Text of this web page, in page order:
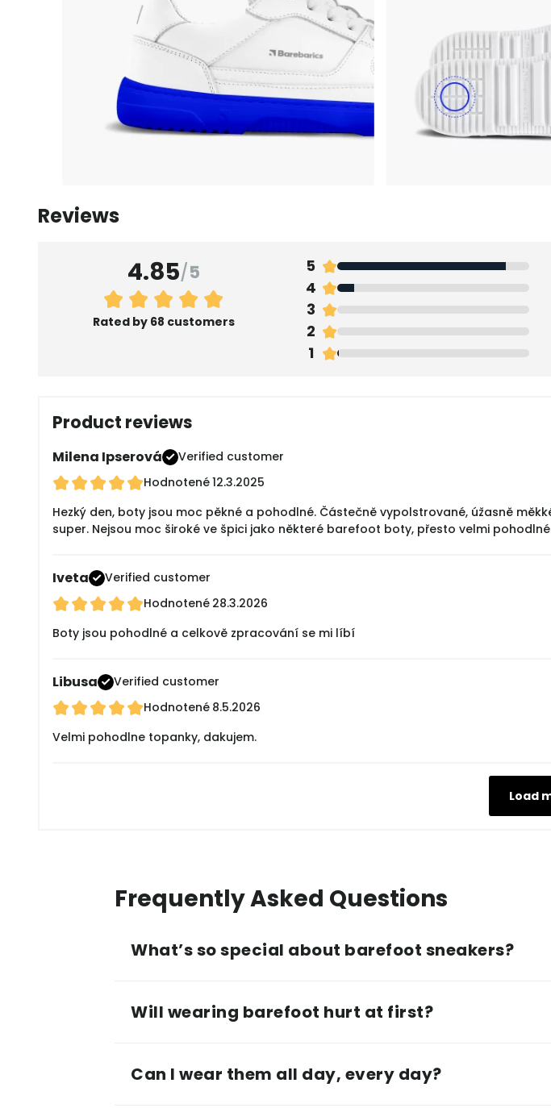
Reviews
4.85/5
Rated by 68 customers
5
4
3
2
1
Product reviews
Milena Ipserová
Verified customer
Hodnotené12.3.2025
Hezký den, boty jsou moc pěkné a pohodlné. Částečně vypolstrované, úžasně
super. Nejsou moc široké ve špici jako některé barefoot boty, přesto velmi
Iveta
Verified customer
Hodnotené 28.3.2026
Boty jsou pohodlné a celkově zpracování se mi líbí
Libusa
Verified customer
Hodnotené 8.5.2026
Velmi pohodlne topanky, dakujem.
Load
Frequently Asked Questions
What’s so special about barefoot sneakers?
Will wearing barefoot hurt at first?
Can I wear them all day, every day?